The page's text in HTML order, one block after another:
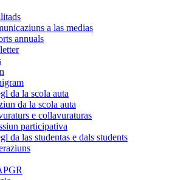
a las medias
annuals
da la scola auta
da la scola auta
e collavuraturas
participativa
da las studentas e dals students